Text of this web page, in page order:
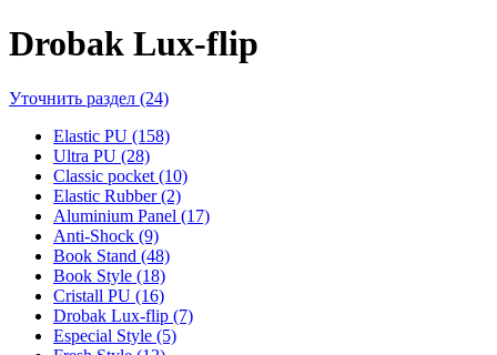
Drobak Lux-flip
Уточнить раздел (24)
Elastic PU (158)
Ultra PU (28)
Classic pocket (10)
Elastic Rubber (2)
Aluminium Panel (17)
Anti-Shock (9)
Book Stand (48)
Book Style (18)
Cristall PU (16)
Drobak Lux-flip (7)
Especial Style (5)